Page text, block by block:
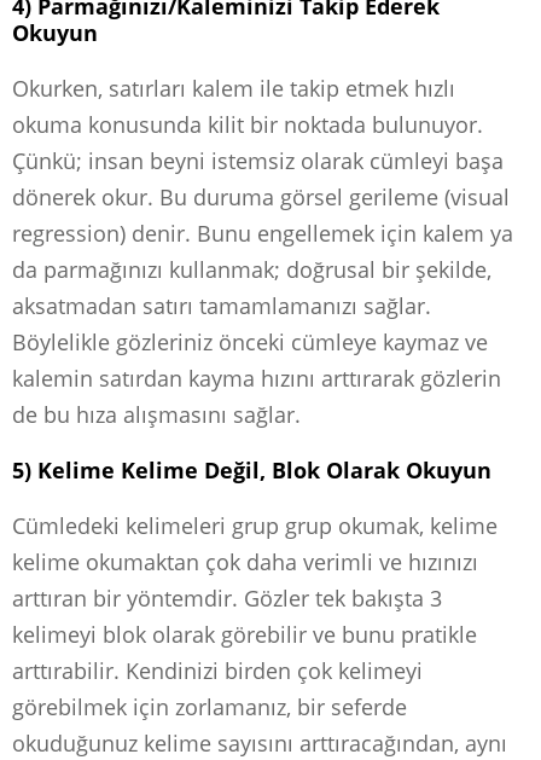
4) Parmağınızı/Kaleminizi Takip Ederek
Okuyun
Okurken, satırları kalem ile takip etmek hızlı
okuma konusunda kilit bir noktada bulunuyor.
Çünkü; insan beyni istemsiz olarak cümleyi başa
dönerek okur. Bu duruma görsel gerileme (visual
regression) denir. Bunu engellemek için kalem ya
da parmağınızı kullanmak; doğrusal bir şekilde,
aksatmadan satırı tamamlamanızı sağlar.
Böylelikle gözleriniz önceki cümleye kaymaz ve
kalemin satırdan kayma hızını arttırarak gözlerin
de bu hıza alışmasını sağlar.
5) Kelime Kelime Değil, Blok Olarak Okuyun
Cümledeki kelimeleri grup grup okumak, kelime
kelime okumaktan çok daha verimli ve hızınızı
arttıran bir yöntemdir. Gözler tek bakışta 3
kelimeyi blok olarak görebilir ve bunu pratikle
arttırabilir. Kendinizi birden çok kelimeyi
görebilmek için zorlamanız, bir seferde
okuduğunuz kelime sayısını arttıracağından, aynı